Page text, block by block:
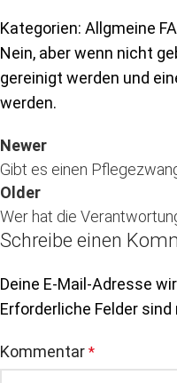
Kategorien: Allgmeine
Nein, aber wenn nicht
gereinigt werden und
werden.
Newer
Gibt es einen
Older
Wer hat die
Schreibe einen
Deine E-Mail-Adresse
Erforderliche Felder sind
Kommentar *